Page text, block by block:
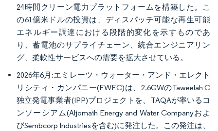
24時間クリーン電力プラットフォームを構築した。こ
の61億米ドルの投資は、ディスパッチ可能な再生可能
エネルギー調達における段階的変化を示すものであ
り、蓄電池のサプライチェーン、統合エンジニアリン
グ、柔軟性サービスへの需要を拡大させている。
2026年6月:エミレーツ・ウォーター・アンド・エレクト
リシティ・カンパニー(EWEC)は、2.6GWのTaweelah C
独立発電事業者(IPP)プロジェクトを、TAQAが率いるコ
ンソーシアム(Aljomaih Energy and Water Companyおよ
びSembcorp Industriesを含む)に発注した。この発注は、